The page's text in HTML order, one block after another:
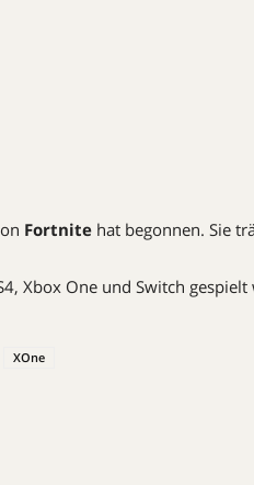
Fortnite hat begonnen. Sie
Xbox One und Switch gespielt
XOne